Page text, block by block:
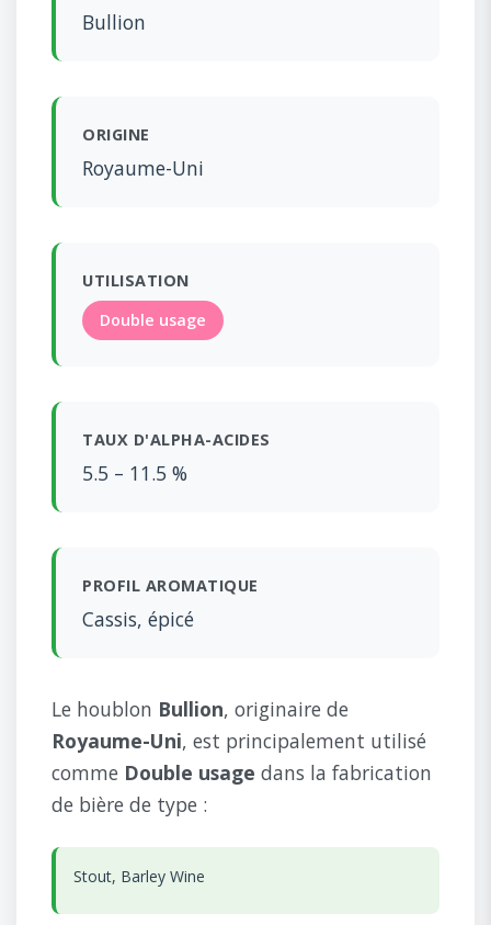
Bullion
ORIGINE
Royaume-Uni
UTILISATION
Double usage
TAUX D'ALPHA-ACIDES
5.5 – 11.5 %
PROFIL AROMATIQUE
Cassis, épicé
Le houblon Bullion, originaire de
Royaume-Uni, est principalement utilisé
comme Double usage dans la fabrication
de bière de type :
Stout, Barley Wine